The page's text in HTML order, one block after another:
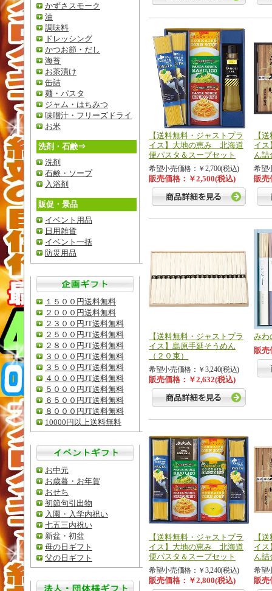
かずさスモーク
油
調味料
ドレッシング
かつお節・だし
海苔
お茶漬け
缶詰
麺・パスタ
ジャム・はちみつ
味噌汁・フリーズドライ
お米
洗剤・石鹸⇒
洗剤
石鹸・ソープ
入浴剤
販促・景品
イベント用品
日用雑貨
イベント一括
防災用品
１５００円送料無料
２０００円送料無料
２３００円JT送料無料
２５００円JT送料無料
２８００円JT送料無料
３０００円JT送料無料
３５００円JT送料無料
４０００円JT送料無料
５０００円JT送料無料
６５００円JT送料無料
８０００円JT送料無料
10000円以上送料無料
お中元
お歳暮・お年賀
おせち
初節句引出物
入園・入学内祝い
七五三内祝い
新盆・初盆
母の日ギフト
父の日ギフト
【送料無料・ジャストプラ
イス】大地の恵み 北海道
便パスタ＆スープセット
希望小売価格：￥2,700(税込)
販売価格：￥2,500(税込)
【
イス
ん詰
希望
販売
【送料無料・ジャストプラ
イス】島原手延そうめん
（２０束）
希望小売価格：￥3,240(税込)
販売価格：￥2,632(税込)
み
販売
【送料無料・ジャストプラ
イス】大地の恵み 北海道
便パスタ＆スープセット
希望小売価格：￥3,240(税込)
販売価格：￥2,800(税込)
【
イス
ん詰
希望
販売